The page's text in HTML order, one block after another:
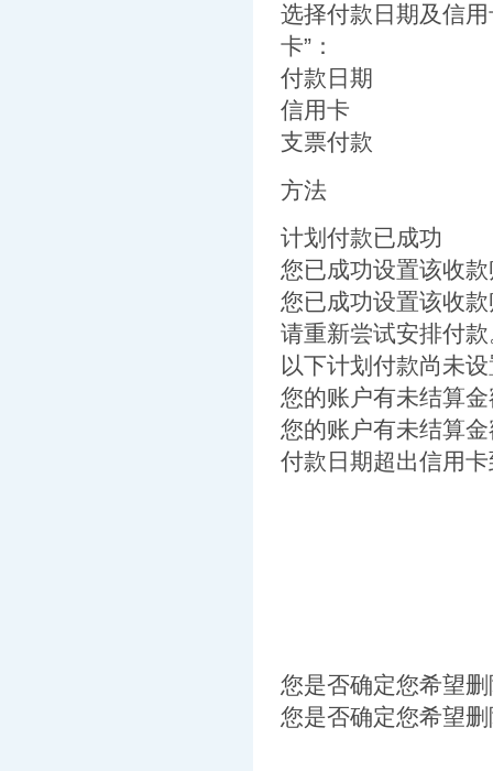
选择付款日期及信
卡”：
付款日期
信用卡
支票付款
方法
计划付款已成功
您已成功设置该收
您已成功设置该收
请重新尝试安排付
以下计划付款尚未
您的账户有未结算
您的账户有未结算
付款日期超出信用
您是否确定您希望
您是否确定您希望